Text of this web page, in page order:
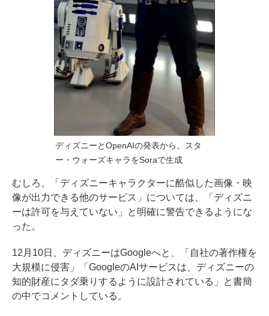
ディズニーとOpenAIの発表から。スタ
ー・ウォーズキャラをSoraで生成
むしろ、「ディズニーキャラクターに酷似した画像・映
像が出力できる他のサービス」については、「ディズニ
ーは許可を与えていない」と明確に警告できるようにな
った。
12月10日、ディズニーはGoogleへと、「自社の著作権を
大規模に侵害」「GoogleのAIサービスは、ディズニーの
知的財産にタダ乗りするように設計されている」と書簡
の中でコメントしている。